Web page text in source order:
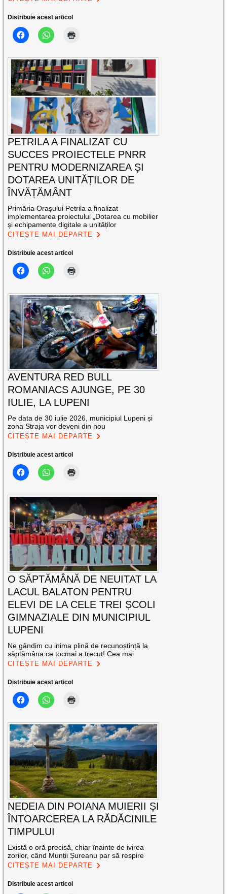
Distribuie acest articol
PETRILA A FINALIZAT CU
SUCCES PROIECTELE PNRR
PENTRU MODERNIZAREA ȘI
DOTAREA UNITĂȚILOR DE
ÎNVĂȚĂMÂNT
Primăria Orașului Petrila a finalizat
implementarea proiectului „Dotarea cu mobilier
și echipamente digitale a unităților
CITEȘTE MAI DEPARTE
Distribuie acest articol
AVENTURA RED BULL
ROMANIACS AJUNGE, PE 30
IULIE, LA LUPENI
Pe data de 30 iulie 2026, municipiul Lupeni și
zona Straja vor deveni din nou
CITEȘTE MAI DEPARTE
Distribuie acest articol
O SĂPTĂMÂNĂ DE NEUITAT LA
LACUL BALATON PENTRU
ELEVI DE LA CELE TREI ȘCOLI
GIMNAZIALE DIN MUNICIPIUL
LUPENI
Ne gândim cu inima plină de recunoștință la
săptămâna ce tocmai a trecut! Cea mai
CITEȘTE MAI DEPARTE
Distribuie acest articol
NEDEIA DIN POIANA MUIERII ȘI
ÎNTOARCEREA LA RĂDĂCINILE
TIMPULUI
Există o oră precisă, chiar înainte de ivirea
zorilor, când Munții Șureanu par să respire
CITEȘTE MAI DEPARTE
Distribuie acest articol